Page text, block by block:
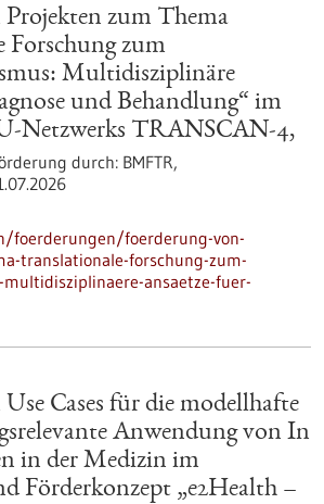
zum Thema
Forschung zum
Multidisziplinäre
und Behandlung“ im
Netzwerks TRANSCAN-4,
durch: BMFTR,
foerderungen/foerderung-von-
translationale-forschung-zum-
ansaetze-fuer-
Cases für die modellhafte
Anwendung von In
in der Medizin im
Förderkonzept „e2Health –